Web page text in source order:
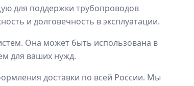
для поддержки трубопроводов
и долговечность в эксплуатации.
Она может быть использована в
для ваших нужд.
доставки по всей России. Мы